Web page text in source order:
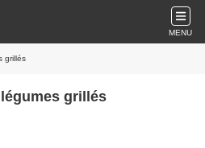
MENU
grillés
grillés